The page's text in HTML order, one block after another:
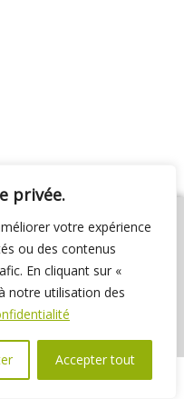
privée.
votre expérience
ou des contenus
En cliquant sur «
notre utilisation des
Accepter tout
31
Nous contacter
Délibérations